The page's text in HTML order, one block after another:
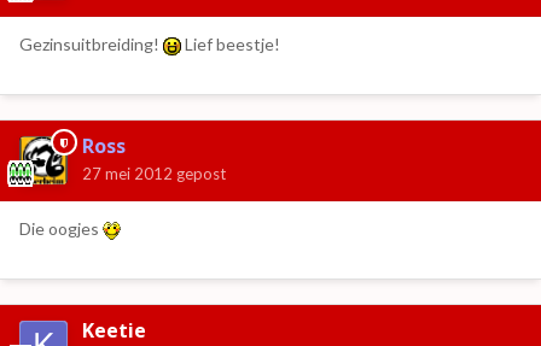
Gezinsuitbreiding! Lief beestje!
Ross
27 mei 2012 gepost
Die oogjes
Keetie